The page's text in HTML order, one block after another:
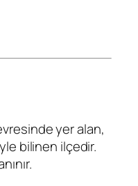
yer alan,
bilinen ilçedir.